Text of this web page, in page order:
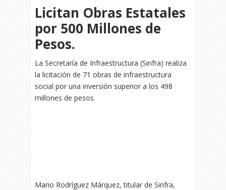
Licitan Obras Estatales
por 500 Millones de
Pesos.
La Secretaría de Infraestructura (Sinfra) realiza
la licitación de 71 obras de infraestructura
social por una inversión superior a los 498
millones de pesos.
Mario Rodríguez Márquez, titular de Sinfra,